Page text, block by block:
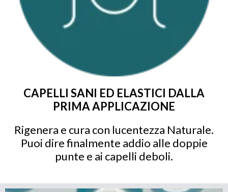
CAPELLI SANI ED ELASTICI DALLA
PRIMA APPLICAZIONE
Rigenera e cura con lucentezza Naturale.
Puoi dire finalmente addio alle doppie
punte e ai capelli deboli.